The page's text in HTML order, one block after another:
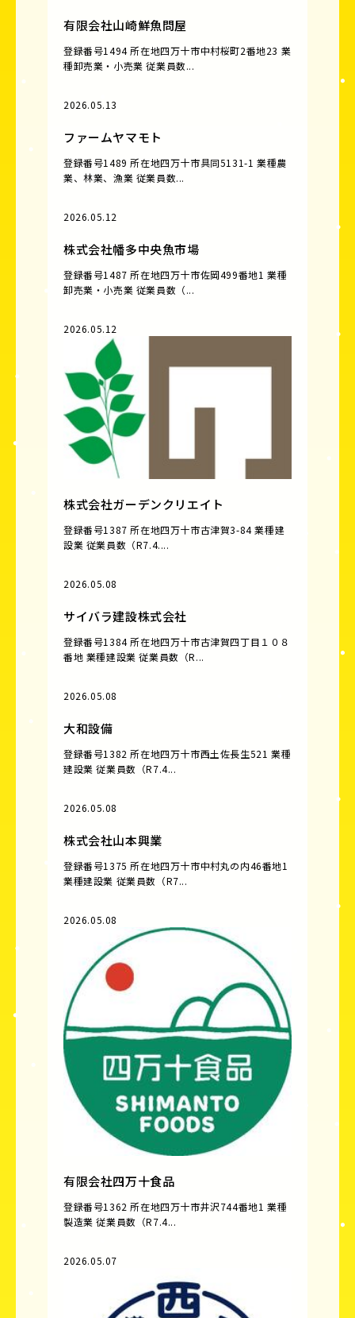
有限会社山崎鮮魚問屋
登録番号1494 所在地四万十市中村桜町2番地23 業
種卸売業・小売業 従業員数...
2026.05.13
ファームヤマモト
登録番号1489 所在地四万十市具同5131-1 業種農
業、林業、漁業 従業員数...
2026.05.12
株式会社幡多中央魚市場
登録番号1487 所在地四万十市佐岡499番地1 業種
卸売業・小売業 従業員数（...
2026.05.12
株式会社ガーデンクリエイト
登録番号1387 所在地四万十市古津賀3-84 業種建
設業 従業員数（R7.4....
2026.05.08
サイバラ建設株式会社
登録番号1384 所在地四万十市古津賀四丁目１０８
番地 業種建設業 従業員数（R...
2026.05.08
大和設備
登録番号1382 所在地四万十市西土佐長生521 業種
建設業 従業員数（R7.4...
2026.05.08
株式会社山本興業
登録番号1375 所在地四万十市中村丸の内46番地1
業種建設業 従業員数（R7...
2026.05.08
有限会社四万十食品
登録番号1362 所在地四万十市井沢744番地1 業種
製造業 従業員数（R7.4...
2026.05.07